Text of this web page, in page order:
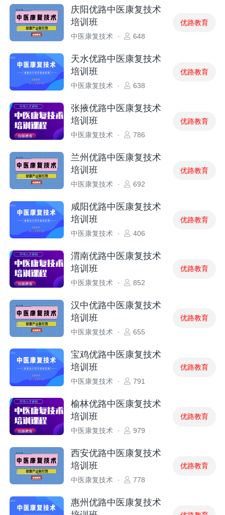
庆阳优路中医康复技术
培训班
中医康复技术 · 648
优路教育
天水优路中医康复技术
培训班
中医康复技术 · 638
优路教育
张掖优路中医康复技术
培训班
中医康复技术 · 786
优路教育
兰州优路中医康复技术
培训班
中医康复技术 · 692
优路教育
咸阳优路中医康复技术
培训班
中医康复技术 · 406
优路教育
渭南优路中医康复技术
培训班
中医康复技术 · 852
优路教育
汉中优路中医康复技术
培训班
中医康复技术 · 655
优路教育
宝鸡优路中医康复技术
培训班
中医康复技术 · 791
优路教育
榆林优路中医康复技术
培训班
中医康复技术 · 979
优路教育
西安优路中医康复技术
培训班
中医康复技术 · 778
优路教育
惠州优路中医康复技术